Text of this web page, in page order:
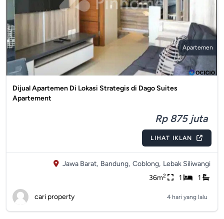
Apartemen
Dijual Apartemen Di Lokasi Strategis di Dago Suites
Apartement
Rp 875 juta
LIHAT IKLAN
Jawa Barat, Bandung, Coblong, Lebak Siliwangi
36m2 1 1
cari property 4 hari yang lalu